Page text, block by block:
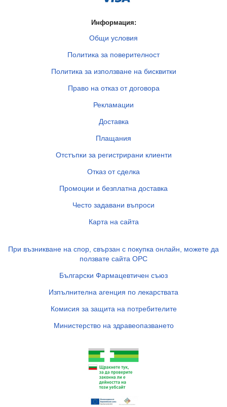
Информация:
Общи условия
Политика за поверителност
Политика за използване на бисквитки
Право на отказ от договора
Рекламации
Доставка
Плащания
Отстъпки за регистрирани клиенти
Отказ от сделка
Промоции и безплатна доставка
Често задавани въпроси
Карта на сайта
При възникване на спор, свързан с покупка онлайн, можете да
ползвате сайта ОРС
Български Фармацевтичен съюз
Изпълнителна агенция по лекарствата
Комисия за защита на потребителите
Министерство на здравеопазването